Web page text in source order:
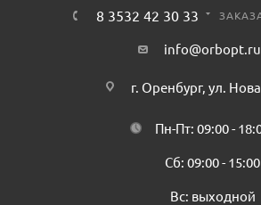
8 3532 42 30 33
info@orbopt.ru
г. Оренбург, ул.
Пн-Пт: 09:00 -
Сб: 09:00 - 15:00
Вс: выходной